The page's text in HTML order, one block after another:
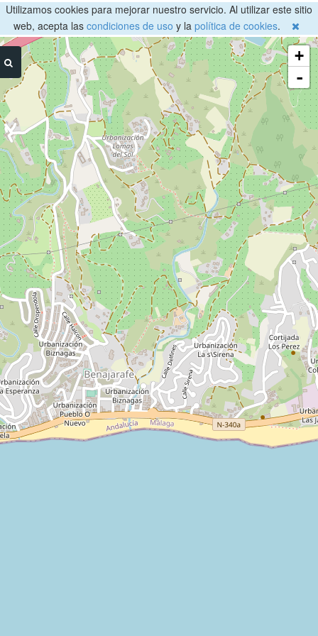
Utilizamos cookies para mejorar nuestro servicio. Al utilizar este sitio
web, acepta las condiciones de uso y la política de cookies.
+
-